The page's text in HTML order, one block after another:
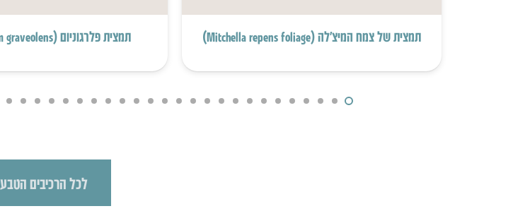
תמצית של צמח המיצ’לה (Mitchella repens foliage) תמצית פלרגוניום (Pelargonium graveolens)
לכל הרכיבים